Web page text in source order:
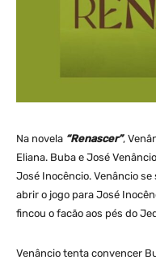
Na novela “Renascer”,
Eliana. Buba e José
José Inocêncio. Venâncio
abrir o jogo para José
fincou o facão aos pés do
Venâncio tenta convencer